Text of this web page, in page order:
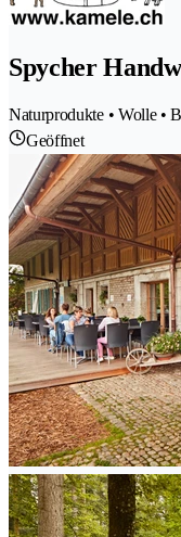
Spycher
Naturprodukte • Wolle •
Geöffnet